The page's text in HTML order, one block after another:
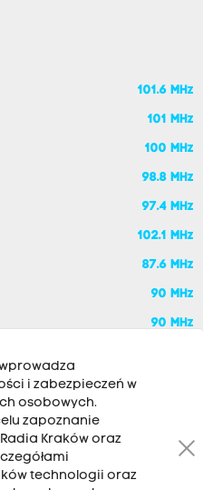
101.6 MHz
101 MHz
100 MHz
98.8 MHz
97.4 MHz
102.1 MHz
87.6 MHz
90 MHz
90 MHz
i zabezpieczeń w
osobowych.
zapoznanie
Kraków oraz
technologii oraz